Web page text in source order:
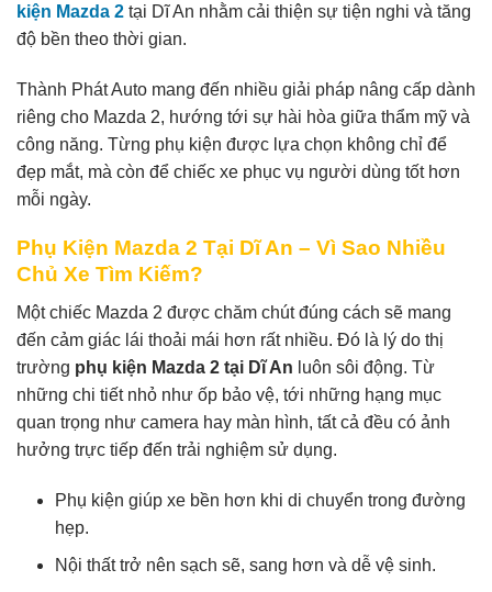
kiện Mazda 2 tại Dĩ An nhằm cải thiện sự tiện nghi và tăng
độ bền theo thời gian.
Thành Phát Auto mang đến nhiều giải pháp nâng cấp dành
riêng cho Mazda 2, hướng tới sự hài hòa giữa thẩm mỹ và
công năng. Từng phụ kiện được lựa chọn không chỉ để
đẹp mắt, mà còn để chiếc xe phục vụ người dùng tốt hơn
mỗi ngày.
Phụ Kiện Mazda 2 Tại Dĩ An – Vì Sao Nhiều
Chủ Xe Tìm Kiếm?
Một chiếc Mazda 2 được chăm chút đúng cách sẽ mang
đến cảm giác lái thoải mái hơn rất nhiều. Đó là lý do thị
trường phụ kiện Mazda 2 tại Dĩ An luôn sôi động. Từ
những chi tiết nhỏ như ốp bảo vệ, tới những hạng mục
quan trọng như camera hay màn hình, tất cả đều có ảnh
hưởng trực tiếp đến trải nghiệm sử dụng.
Phụ kiện giúp xe bền hơn khi di chuyển trong đường
hẹp.
Nội thất trở nên sạch sẽ, sang hơn và dễ vệ sinh.